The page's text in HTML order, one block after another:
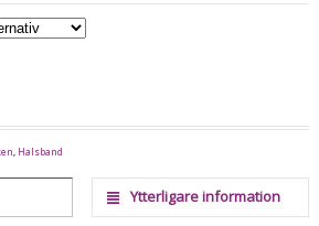
, Halsband
Ytterligare information